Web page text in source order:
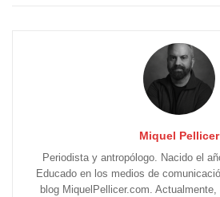
Miquel Pellicer
Periodista y antropólogo. Nacido el
Educado en los medios de
blog MiquelPellicer.com.